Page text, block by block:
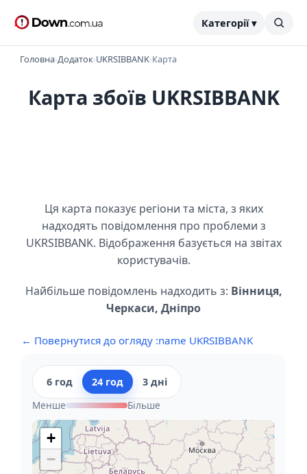
Категорії ▾
Головна›Додаток›UKRSIBBANK›Карта
Карта збоїв UKRSIBBANK
Ця карта показує регіони та міста, з яких
надходять повідомлення про проблеми з
UKRSIBBANK. Відображення базується на звітах
користувачів.
Найбільше повідомлень надходить з: Вінниця,
Черкаси, Дніпро
← Повернутися до огляду :name UKRSIBBANK
6 год 24 год
3 дні
Менше
Більше
+
−